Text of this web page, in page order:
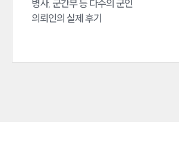
업무분야
병사, 군간부 등 다수의 군인
의뢰인의 실제 후기